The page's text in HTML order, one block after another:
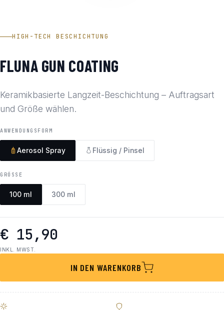
HIGH-TECH BESCHICHTUNG
FLUNA GUN COATING
Keramikbasierte Langzeit-Beschichtung – Auftragsart
und Größe wählen.
ANWENDUNGSFORM
Aerosol Spray Flüssig / Pinsel
GRÖSSE
100 ml 300 ml
€ 15,90
INKL. MWST.
IN DEN WARENKORB